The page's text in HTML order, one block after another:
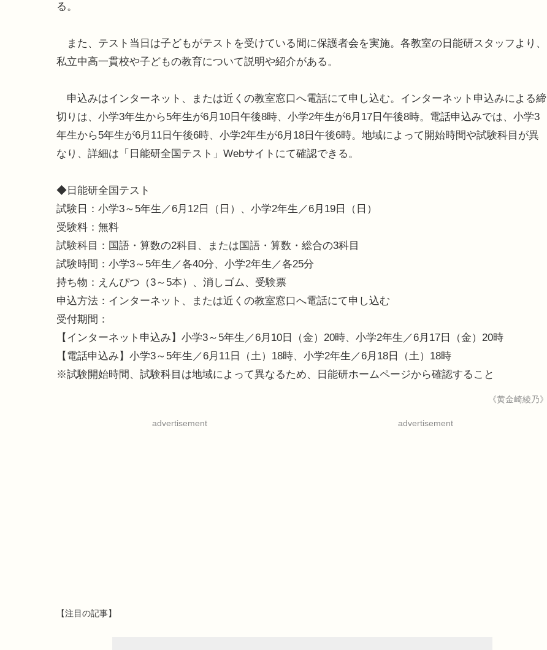
る。
また、テスト当日は子どもがテストを受けている間に保護者会を実施。各教室の日能研スタッフより、
私立中高一貫校や子どもの教育について説明や紹介がある。
申込みはインターネット、または近くの教室窓口へ電話にて申し込む。インターネット申込みによる締
切りは、小学3年生から5年生が6月10日午後8時、小学2年生が6月17日午後8時。電話申込みでは、小学3
年生から5年生が6月11日午後6時、小学2年生が6月18日午後6時。地域によって開始時間や試験科目が異
なり、詳細は「日能研全国テスト」Webサイトにて確認できる。
◆日能研全国テスト
試験日：小学3～5年生／6月12日（日）、小学2年生／6月19日（日）
受験料：無料
試験科目：国語・算数の2科目、または国語・算数・総合の3科目
試験時間：小学3～5年生／各40分、小学2年生／各25分
持ち物：えんぴつ（3～5本）、消しゴム、受験票
申込方法：インターネット、または近くの教室窓口へ電話にて申し込む
受付期間：
【インターネット申込み】小学3～5年生／6月10日（金）20時、小学2年生／6月17日（金）20時
【電話申込み】小学3～5年生／6月11日（土）18時、小学2年生／6月18日（土）18時
※試験開始時間、試験科目は地域によって異なるため、日能研ホームページから確認すること
《黄金崎綾乃》
advertisement advertisement
【注目の記事】